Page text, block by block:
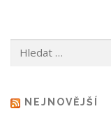
NEJNOVĚJŠÍ